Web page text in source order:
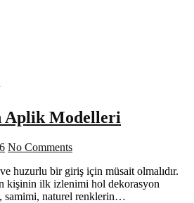
Aplik Modelleri
No Comments
huzurlu bir giriş için müsait olmalıdır.
kişinin ilk izlenimi hol dekorasyon
samimi, naturel renklerin…